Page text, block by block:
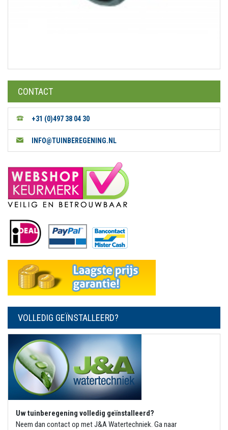
CONTACT
+31 (0)497 38 04 30
INFO@TUINBEREGENING.NL
VOLLEDIG GEÏNSTALLEERD?
Uw tuinberegening volledig geïnstalleerd?
Neem dan contact op met J&A Watertechniek. Ga naar